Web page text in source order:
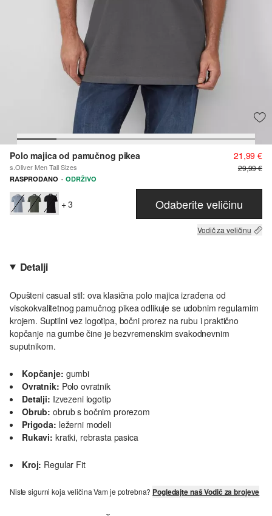
Polo majica od pamučnog pikea
s.Oliver Men Tall Sizes
21,99 €
29,99 €
RASPRODANO · ODRŽIVO
+ 3 Odaberite veličinu
Vodič za veličinu
Detalji
Opušteni casual stil: ova klasična polo majica izrađena od
visokokvalitetnog pamučnog pikea odlikuje se udobnim regularnim
krojem. Suptilni vez logotipa, bočni prorez na rubu i praktično
kopčanje na gumbe čine je bezvremenskim svakodnevnim
suputnikom.
Kopčanje: gumbi
Ovratnik: Polo ovratnik
Detalji: Izvezeni logotip
Obrub: obrub s bočnim prorezom
Prigoda: ležerni modeli
Rukavi: kratki, rebrasta pasica
Kroj: Regular Fit
Niste sigurni koja veličina Vam je potrebna? Pogledajte naš Vodič za brojeve